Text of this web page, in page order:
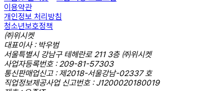
이용약관
개인정보 처리방침
청소년보호정책
㈜위시켓
대표이사 : 박우범
서울특별시 강남구 테헤란로 211 3층 ㈜위시켓
사업자등록번호 : 209-81-57303
통신판매업신고 : 제2018-서울강남-02337 호
직업정보제공사업 신고번호 : J1200020180019